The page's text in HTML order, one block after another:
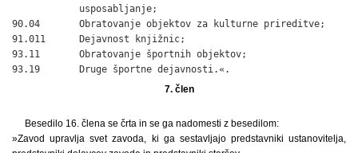
            usposabljanje;
90.04       Obratovanje objektov za kulturne prireditve;
91.011      Dejavnost knjižnic;
93.11       Obratovanje športnih objektov;
93.19       Druge športne dejavnosti.«.
7. člen
Besedilo 16. člena se črta in se ga nadomesti z besedilom:
»Zavod upravlja svet zavoda, ki ga sestavljajo predstavniki ustanovitelja,